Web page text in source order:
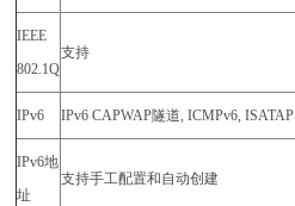
IEEE
802.1Q
支持
IPv6 IPv6 CAPWAP隧道, ICMPv6, ISATAP
IPv6地
址
支持手工配置和自动创建